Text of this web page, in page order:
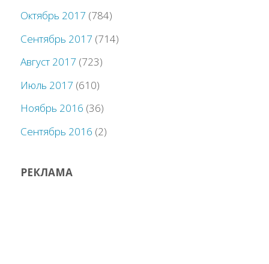
Октябрь 2017 (784)
Сентябрь 2017 (714)
Август 2017 (723)
Июль 2017 (610)
Ноябрь 2016 (36)
Сентябрь 2016 (2)
РЕКЛАМА